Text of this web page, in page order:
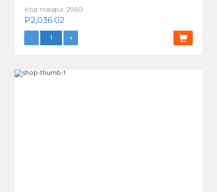
Код товара: 2960
₽2,036.02